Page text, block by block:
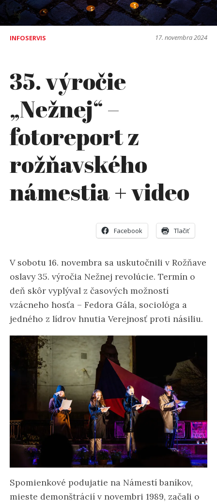
INFOSERVIS 17. novembra 2024
35. výročie
„Nežnej“ –
fotoreport z
rožňavského
námestia + video
Facebook Tlačiť
V sobotu 16. novembra sa uskutočnili v Rožňave
oslavy 35. výročia Nežnej revolúcie. Termín o
deň skôr vyplýval z časových možností
vzácneho hosťa – Fedora Gála, sociológa a
jedného z lídrov hnutia Verejnosť proti násiliu.
Spomienkové podujatie na Námestí baníkov,
mieste demonštrácií v novembri 1989, začali o